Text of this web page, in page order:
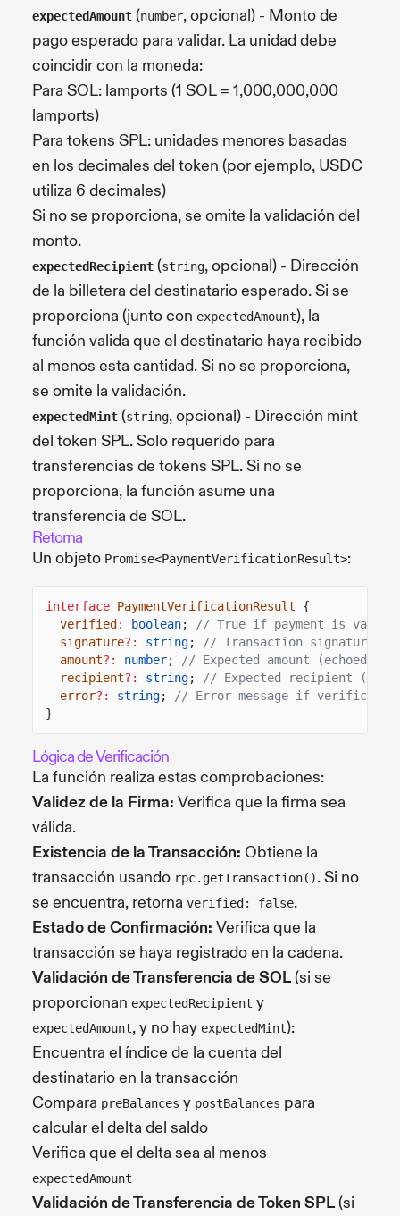
expectedAmount (number, opcional) - Monto de
pago esperado para validar. La unidad debe
coincidir con la moneda:
Para SOL: lamports (1 SOL = 1,000,000,000
lamports)
Para tokens SPL: unidades menores basadas
en los decimales del token (por ejemplo, USDC
utiliza 6 decimales)
Si no se proporciona, se omite la validación del
monto.
expectedRecipient (string, opcional) - Dirección
de la billetera del destinatario esperado. Si se
proporciona (junto con expectedAmount), la
función valida que el destinatario haya recibido
al menos esta cantidad. Si no se proporciona,
se omite la validación.
expectedMint (string, opcional) - Dirección mint
del token SPL. Solo requerido para
transferencias de tokens SPL. Si no se
proporciona, la función asume una
transferencia de SOL.
Retorna
Un objeto Promise<PaymentVerificationResult>:
interface PaymentVerificationResult
{
verified : boolean;
// True if payment is valid
signature?: string;
// Transaction signature
amount?: number;
// Expected amount (echoed
recipient?: string;
// Expected recipient
error?: string;
// Error message if
}
Lógica de Verificación
La función realiza estas comprobaciones:
Validez de la Firma: Verifica que la firma sea
válida.
Existencia de la Transacción: Obtiene la
transacción usando rpc.getTransaction(). Si no
se encuentra, retorna verified: false.
Estado de Confirmación: Verifica que la
transacción se haya registrado en la cadena.
Validación de Transferencia de SOL(si se
proporcionan expectedRecipient y
expectedAmount, y no hay expectedMint):
Encuentra el índice de la cuenta del
destinatario en la transacción
Compara preBalances y postBalances para
calcular el delta del saldo
Verifica que el delta sea al menos
expectedAmount
Validación de Transferencia de Token SPL(si